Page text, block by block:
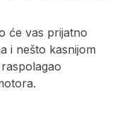
će vas prijatno
i nešto kasnijom